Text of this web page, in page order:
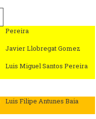
Pereira
Javier Llobregat Gomez
Luis Miguel Santos Pereira
Luis Filipe Antunes Baia